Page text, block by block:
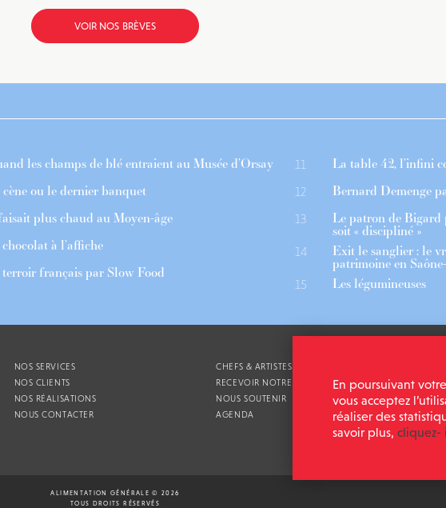
VOIR NOS BRÈVES
les champs de blé entraient au Musée d’Orsay
ou le dernier banquet
plus chaud au Moyen-âge
à l’affiche
terroir français par Slow Food
11 La table 42, l’infini
12 Bernard Demenge
13 Le patron de Bigard
soit « discipliné »
14 Exit le sanglier : le
patrimoine en
15 Les légumineuses
NOS SERVICES
NOS CLIENTS
NOS RÉALISATIONS
NOUS CONTACTER
CHEFS & ARTISTES ASSOCIÉS
RECEVOIR NOTRE NEWSLETTER
NOUS SOUTENIR
AGENDA
ALIMENTATION GÉNÉRALE © 2026
TOUS DROITS RÉSERVÉS
En poursuivant
vous acceptez
réaliser des
savoir plus, cliquez-